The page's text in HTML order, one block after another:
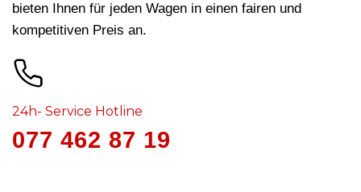
bieten Ihnen für jeden Wagen in einen fairen und
kompetitiven Preis an.
24h- Service Hotline
077 462 87 19